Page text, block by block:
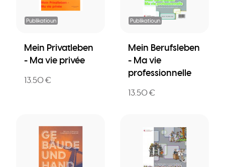
Publikatioun
Mein Privatleben
- Ma vie privée
13.50 €
Publikatioun
Mein Berufsleben
- Ma vie
professionnelle
13.50 €